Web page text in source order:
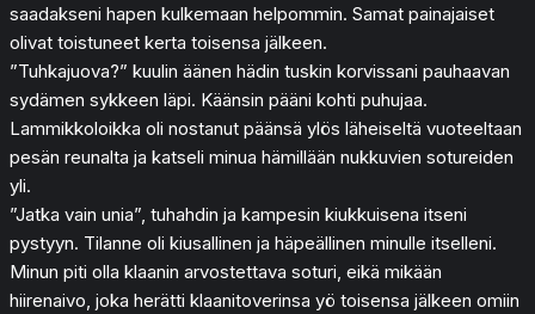
saadakseni hapen kulkemaan helpommin. Samat painajaiset
olivat toistuneet kerta toisensa jälkeen.
”Tuhkajuova?” kuulin äänen hädin tuskin korvissani pauhaavan
sydämen sykkeen läpi. Käänsin pääni kohti puhujaa.
Lammikkoloikka oli nostanut päänsä ylös läheiseltä vuoteeltaan
pesän reunalta ja katseli minua hämillään nukkuvien sotureiden
yli.
”Jatka vain unia”, tuhahdin ja kampesin kiukkuisena itseni
pystyyn. Tilanne oli kiusallinen ja häpeällinen minulle itselleni.
Minun piti olla klaanin arvostettava soturi, eikä mikään
hiirenaivo, joka herätti klaanitoverinsa yö toisensa jälkeen omiin